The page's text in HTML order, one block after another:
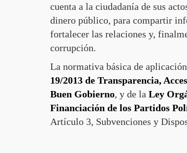
cuenta a la ciudadanía de sus
dinero público, para compartir
fortalecer las relaciones y,
corrupción.
La normativa básica de
19/2013 de Transparencia,
Buen Gobierno, y de la Ley
Financiación de los Partidos
Artículo 3, Subvenciones y